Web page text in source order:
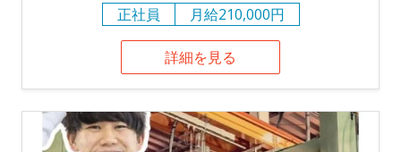
正社員
月給210,000円
詳細を見る